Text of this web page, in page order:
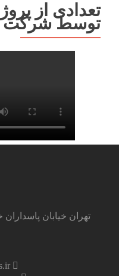
تعدادی از
توسط شرکت
تهران خیابان پاسداران
info@pdpars.ir